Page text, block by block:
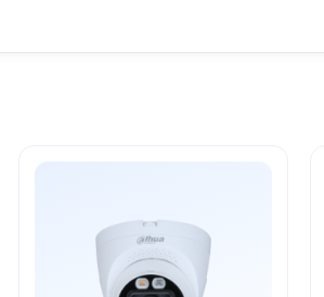
geniş baxış bucağı təqdim edərək müşahidə
Smart IR texnologiyası və 20 metrə qədər gecə